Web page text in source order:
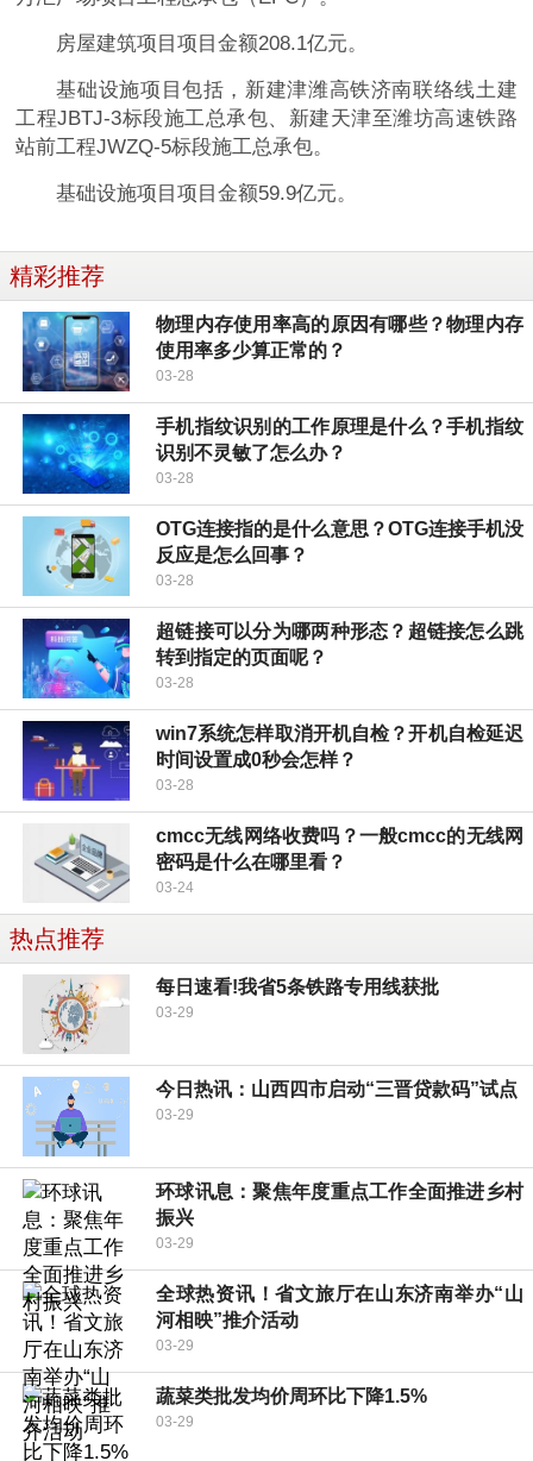
房屋建筑项目项目金额208.1亿元。
基础设施项目包括，新建津潍高铁济南联络线土建
工程JBTJ-3标段施工总承包、新建天津至潍坊高速铁路
站前工程JWZQ-5标段施工总承包。
基础设施项目项目金额59.9亿元。
精彩推荐
物理内存使用率高的原因有哪些？物理内存
使用率多少算正常的？
03-28
手机指纹识别的工作原理是什么？手机指纹
识别不灵敏了怎么办？
03-28
OTG连接指的是什么意思？OTG连接手机没
反应是怎么回事？
03-28
超链接可以分为哪两种形态？超链接怎么跳
转到指定的页面呢？
03-28
win7系统怎样取消开机自检？开机自检延迟
时间设置成0秒会怎样？
03-28
cmcc无线网络收费吗？一般cmcc的无线网
密码是什么在哪里看？
03-24
热点推荐
每日速看!我省5条铁路专用线获批
03-29
今日热讯：山西四市启动“三晋贷款码”试点
03-29
环球讯息：聚焦年度重点工作全面推进乡村
振兴
03-29
全球热资讯！省文旅厅在山东济南举办“山
河相映”推介活动
03-29
蔬菜类批发均价周环比下降1.5%
03-29